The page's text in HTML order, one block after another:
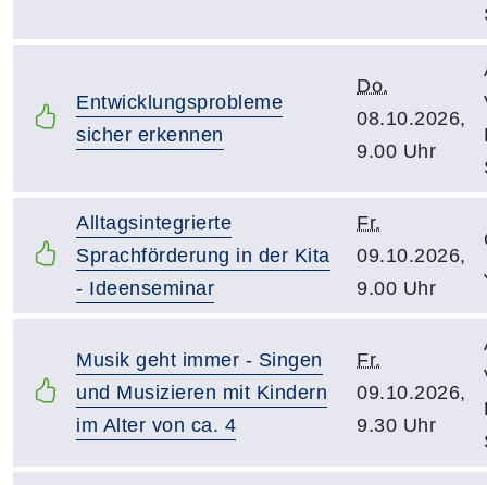
Entwicklungsprobleme
sicher erkennen
Do.
08.10.2026,
9.00 Uhr
Alltagsintegrierte
Sprachförderung in der Kita
- Ideenseminar
Fr.
09.10.2026,
9.00 Uhr
Musik geht immer - Singen
und Musizieren mit Kindern
im Alter von ca. 4
Fr.
09.10.2026,
9.30 Uhr